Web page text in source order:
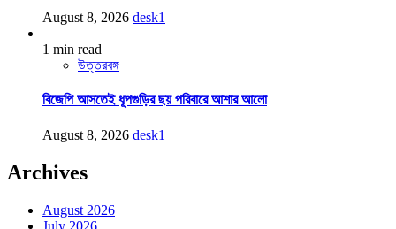
August 8, 2026 desk1
1 min read
উত্তরবঙ্গ
বিজেপি আসতেই ধূপগুড়ির ছয় পরিবারে আশার আলো
August 8, 2026 desk1
Archives
August 2026
July 2026